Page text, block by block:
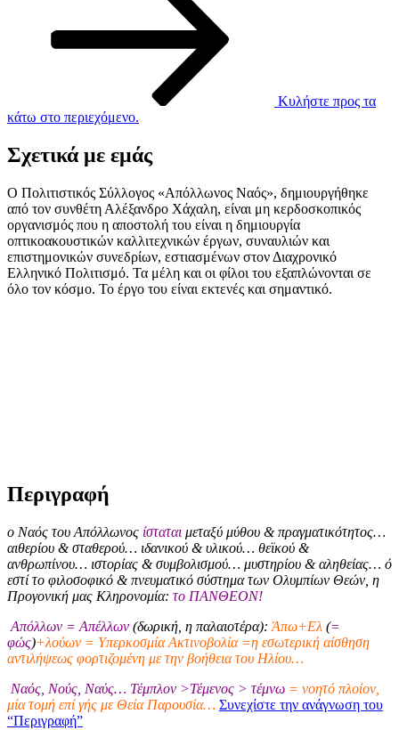
Κυλήστε προς τα
κάτω στο περιεχόμενο.
Σχετικά με εμάς
Ο Πολιτιστικός Σύλλογος «Απόλλωνος Ναός», δημιουργήθηκε
από τον συνθέτη Αλέξανδρο Χάχαλη, είναι μη κερδοσκοπικός
οργανισμός που η αποστολή του είναι η δημιουργία
οπτικοακουστικών καλλιτεχνικών έργων, συναυλιών και
επιστημονικών συνεδρίων, εστιασμένων στον Διαχρονικό
Ελληνικό Πολιτισμό. Τα μέλη και οι φίλοι του εξαπλώνονται σε
όλο τον κόσμο. Το έργο του είναι εκτενές και σημαντικό.
Περιγραφή
ο Ναός του Απόλλωνος ίσταται μεταξύ μύθου & πραγματικότητος…
αιθερίου & σταθερού… ιδανικού & υλικού… θεϊκού &
ανθρωπίνου… ιστορίας & συμβολισμού… μυστηρίου & αληθείας… ό
εστί το φιλοσοφικό & πνευματικό σύστημα των Ολυμπίων Θεών, η
Προγονική μας Κληρονομία: το ΠΑΝΘΕΟΝ!
Απόλλων = Απέλλων (δωρική, η παλαιοτέρα): Άπω+Ελ (=
φώς)+λούων = Υπερκοσμία Ακτινοβολία =η εσωτερική αίσθηση
αντιλήψεως φορτιζομένη με την βοήθεια του Ηλίου…
Ναός, Νούς, Ναύς… Τέμπλον >Τέμενος > τέμνω = νοητό πλοίον,
μία τομή επί γής με Θεία Παρουσία… Συνεχίστε την ανάγνωση του
“Περιγραφή”